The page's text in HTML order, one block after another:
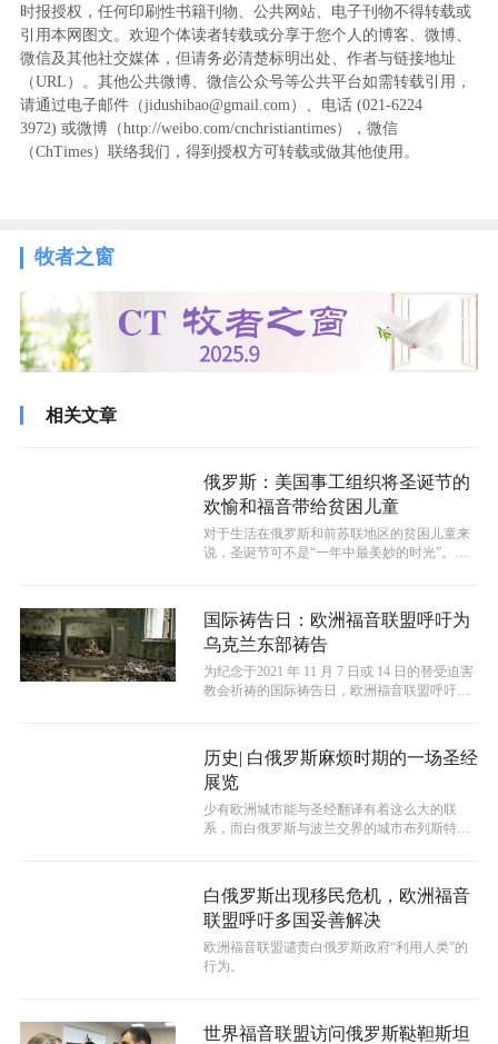
时报授权，任何印刷性书籍刊物、公共网站、电子刊物不得转载或
引用本网图文。欢迎个体读者转载或分享于您个人的博客、微博、
微信及其他社交媒体，但请务必清楚标明出处、作者与链接地址
（URL）。其他公共微博、微信公众号等公共平台如需转载引用，
请通过电子邮件（jidushibao@gmail.com）、电话 (021-6224
3972) ‬或微博（http://weibo.com/cnchristiantimes），微信
（ChTimes）联络我们，得到授权方可转载或做其他使用。
牧者之窗
相关文章
俄罗斯：美国事工组织将圣诞节的
欢愉和福音带给贫困儿童
对于生活在俄罗斯和前苏联地区的贫困儿童来
说，圣诞节可不是“一年中最美妙的时光”。新
国际祷告日：欧洲福音联盟呼吁为
乌克兰东部祷告
为纪念于2021 年 11 月 7 日或 14 日的替受迫害
教会祈祷的国际祷告日，欧洲福音联盟呼吁福
历史| 白俄罗斯麻烦时期的一场圣经
展览
少有欧洲城市能与圣经翻译有着这么大的联
系，而白俄罗斯与波兰交界的城市布列斯特就
白俄罗斯出现移民危机，欧洲福音
联盟呼吁多国妥善解决
欧洲福音联盟谴责白俄罗斯政府“利用人类”的
行为。
世界福音联盟访问俄罗斯鞑靼斯坦